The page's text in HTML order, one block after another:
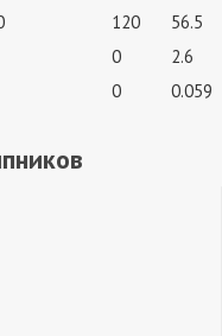
120
56.5
0
2.6
0 0.059